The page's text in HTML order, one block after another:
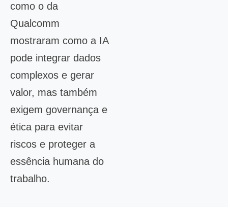
como o da
Qualcomm
mostraram como a IA
pode integrar dados
complexos e gerar
valor, mas também
exigem governança e
ética para evitar
riscos e proteger a
essência humana do
trabalho.